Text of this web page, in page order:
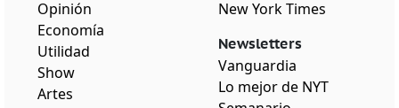
Opinión
Economía
Utilidad
Show
Artes
New York Times
Newsletters
Vanguardia
Lo mejor de NYT